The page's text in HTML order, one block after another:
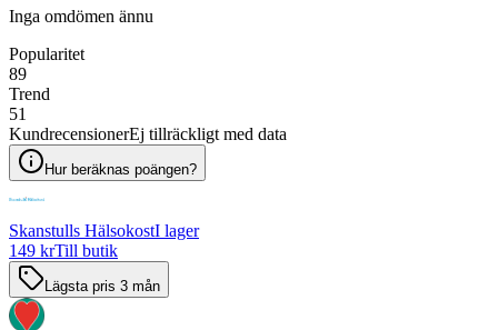
Inga omdömen ännu
Popularitet
89
Trend
51
KundrecensionerEj tillräckligt med data
Hur beräknas poängen?
Skanstulls HälsokostI lager
149 krTill butik
Lägsta pris 3 mån